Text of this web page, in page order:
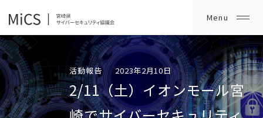
活動報告 2023年2月10日
2/11（土）イオンモール宮